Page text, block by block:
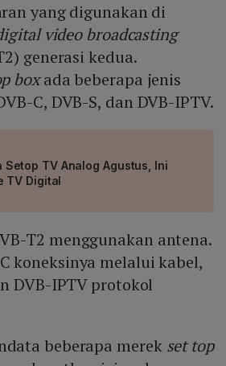
yang digunakan di
video broadcasting
generasi kedua.
boxada beberapa jenis
C, DVB-S, dan DVB-IPTV.
Setop TV Analog Agustus, Ini
TV Digital
T2 menggunakan antena.
koneksinya melalui kabel,
DVB-IPTV protokol
beberapa merek set top